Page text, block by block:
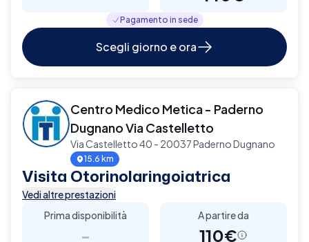
Pagamento in sede
Scegli giorno e ora
Centro Medico Metica - Paderno
Dugnano Via Castelletto
Via Castelletto 40 - 20037 Paderno Dugnano
15.6 km
Visita Otorinolaringoiatrica
Vedi altre prestazioni
Prima disponibilità
-
A partire da
110€